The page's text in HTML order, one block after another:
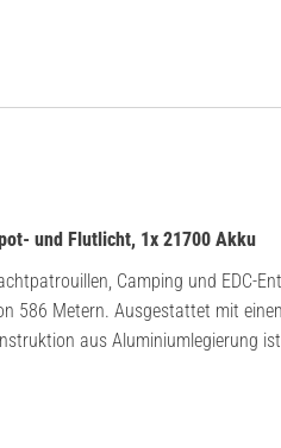
und Flutlicht, 1x 21700 Akku
Camping und EDC-
586 Metern. Ausgestattet mit
aus Aluminiumlegierung